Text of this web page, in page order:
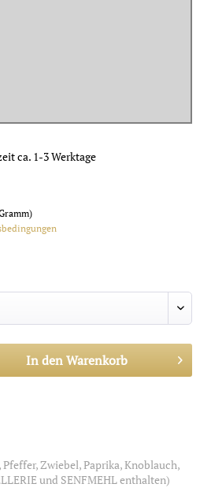
ca. 1-3 Werktage
In denWarenkorb
Zwiebel, Paprika, Knoblauch,
und SENFMEHL enthalten)